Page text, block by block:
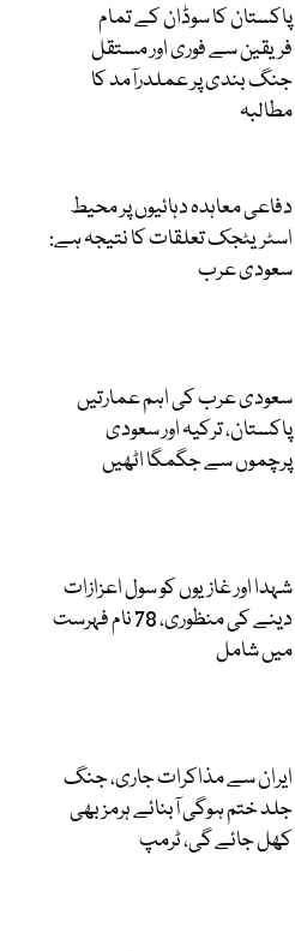
پاکستان کا سوڈان کے تمام
فریقین سے فوری اور مستقل
جنگ بندی پر عملدرآمد کا
مطالبہ
دفاعی معاہدہ دہائیوں پر محیط
اسٹریٹجک تعلقات کا نتیجہ ہے:
سعودی عرب
سعودی عرب کی اہم عمارتیں
پاکستان، ترکیہ اور سعودی
پرچموں سے جگمگا اٹھیں
شہدا اور غازیوں کو سول اعزازات
دینے کی منظوری، 78 نام فہرست
میں شامل
ایران سے مذاکرات جاری، جنگ
جلد ختم ہوگی آبنائے ہرمز بھی
کھل جائے گی، ٹرمپ